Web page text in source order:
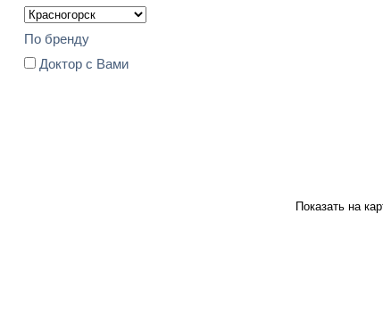
По бренду
Доктор с Вами
Показать на